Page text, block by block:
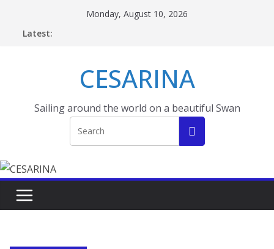
Monday, August 10, 2026
Latest:
CESARINA
Sailing around the world on a beautiful Swan